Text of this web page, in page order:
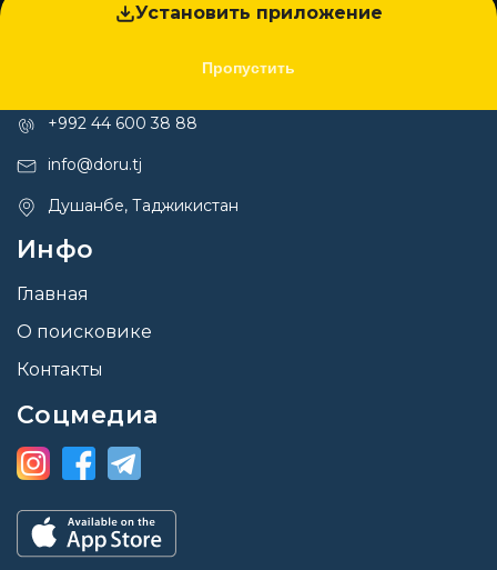
Установить приложение
Пропустить
+992 44 600 38 88
info@doru.tj
Душанбе, Таджикистан
Инфо
Главная
О поисковике
Контакты
Соцмедиа